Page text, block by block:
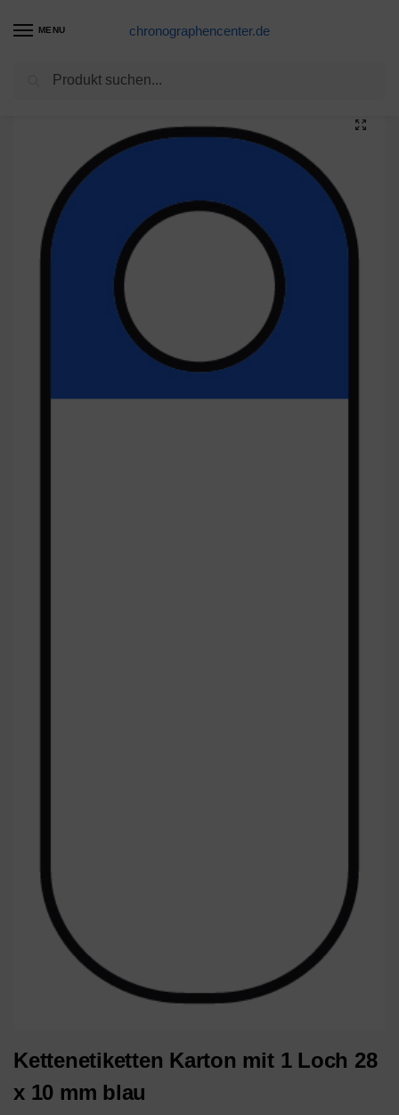
MENU chronographencenter.de
Für Ketten mit 1 Loch
Kettenetiketten Karton mit 1 Loch 28
x 10 mm blau